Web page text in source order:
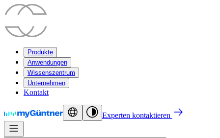
Produkte
Anwendungen
Wissenszentrum
Unternehmen
Kontakt
Experten kontaktieren